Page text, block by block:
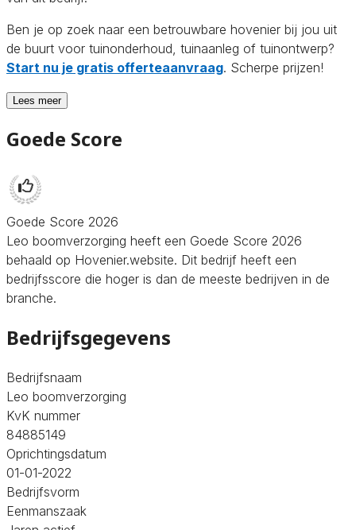
Ben je op zoek naar een betrouwbare hovenier bij jou uit
de buurt voor tuinonderhoud, tuinaanleg of tuinontwerp?
Start nu je gratis offerteaanvraag. Scherpe prijzen!
Lees meer
Goede Score
Goede Score 2026
Leo boomverzorging heeft een Goede Score 2026
behaald op Hovenier.website. Dit bedrijf heeft een
bedrijfsscore die hoger is dan de meeste bedrijven in de
branche.
Bedrijfsgegevens
Bedrijfsnaam
Leo boomverzorging
KvK nummer
84885149
Oprichtingsdatum
01-01-2022
Bedrijfsvorm
Eenmanszaak